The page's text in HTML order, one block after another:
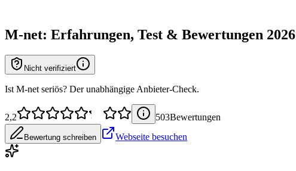
M-net: Erfahrungen, Test & Bewertungen 2026
Nicht verifiziert
Ist M-net seriös? Der unabhängige Anbieter-Check.
2,2 503Bewertungen
Bewertung schreiben Webseite besuchen